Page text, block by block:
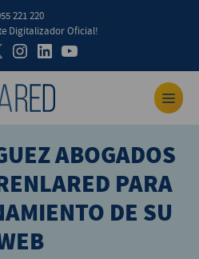
221 220
Digitalizador Oficial!
ABOGADOS
PARA
DE SU